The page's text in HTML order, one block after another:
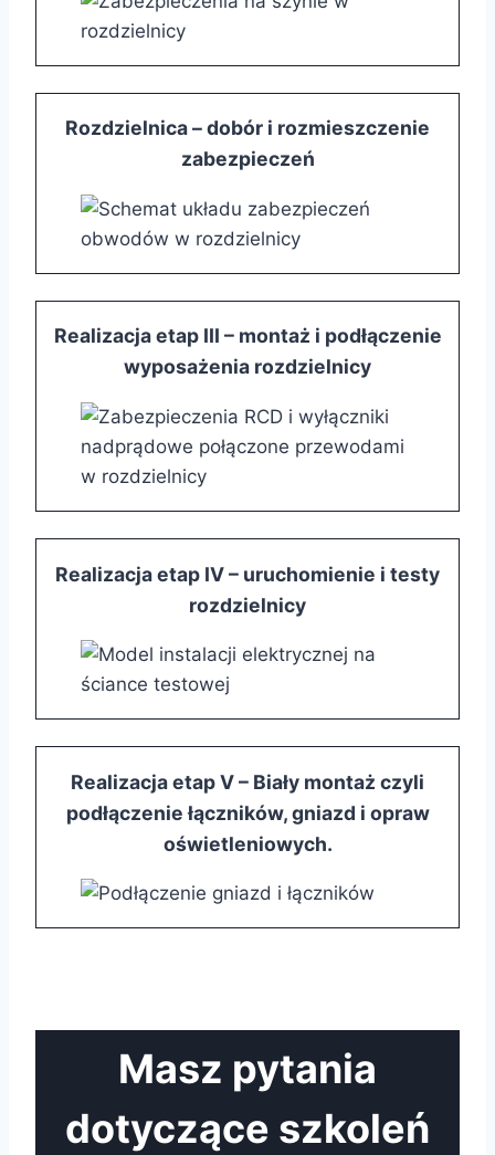
Rozdzielnica – dobór i rozmieszczenie
zabezpieczeń
Realizacja etap III – montaż i podłączenie
wyposażenia rozdzielnicy
Realizacja etap IV – uruchomienie i testy
rozdzielnicy
Realizacja etap V – Biały montaż czyli
podłączenie łączników, gniazd i opraw
oświetleniowych.
Masz pytania
dotyczące szkoleń